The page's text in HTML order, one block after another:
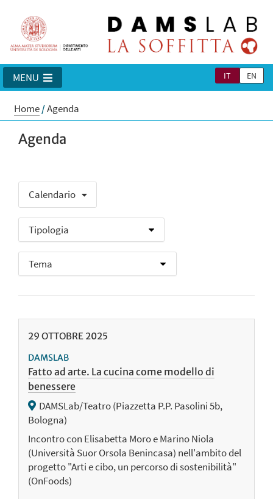
IT EN
MENU
Home/Agenda
Agenda
Calendario
29 OTTOBRE 2025
DAMSLAB
Fatto ad arte. La cucina come modello di
benessere
DAMSLab/Teatro (Piazzetta P.P. Pasolini 5b,
Bologna)
Incontro con Elisabetta Moro e Marino Niola
(Università Suor Orsola Benincasa) nell'ambito del
progetto "Arti e cibo, un percorso di sostenibilità"
(OnFoods)